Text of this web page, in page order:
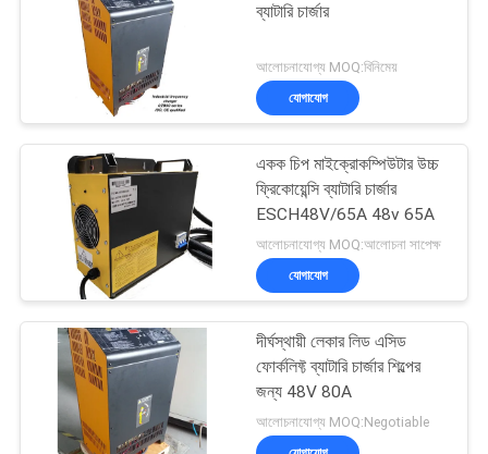
ব্যাটারি চার্জার
আলোচনাযোগ্য MOQ:বিনিমেয়
যোগাযোগ
একক চিপ মাইক্রোকম্পিউটার উচ্চ
ফ্রিকোয়েন্সি ব্যাটারি চার্জার
ESCH48V/65A 48v 65A
আলোচনাযোগ্য MOQ:আলোচনা সাপেক্ষ
যোগাযোগ
দীর্ঘস্থায়ী লেকার লিড এসিড
ফোর্কলিফ্ট ব্যাটারি চার্জার শিল্পের
জন্য 48V 80A
আলোচনাযোগ্য MOQ:Negotiable